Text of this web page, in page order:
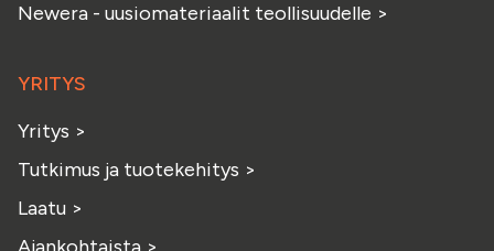
Newera - uusiomateriaalit teollisuudelle >
YRITYS
Yritys >
Tutkimus ja tuotekehitys >
Laatu >